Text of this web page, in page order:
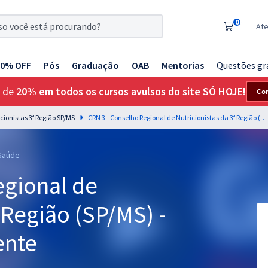
0
OFF Pós Graduação OAB Mentorias Questões
de 20% em todos os cursos avulsos do site SÓ HOJE!
3ª Região SP/MS CRN 3 - Conselho Regional de Nutricionistas da 3ª Região (SP/MS) - Nutricionista Assistente
de
(SP/MS) -